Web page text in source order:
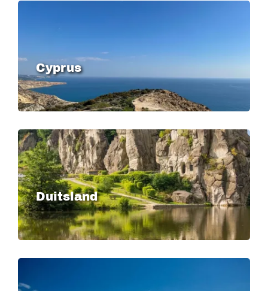
Image
Cyprus
Image
Duitsland
Image